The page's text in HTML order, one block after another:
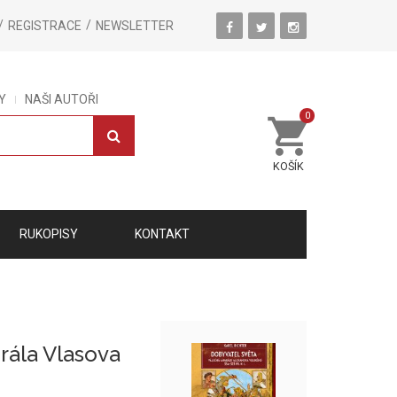
REGISTRACE NEWSLETTER
NAŠI AUTOŘI
KOŠÍK
0
RUKOPISY KONTAKT
Vlasova